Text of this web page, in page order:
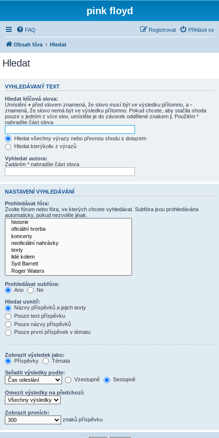
pink floyd
FAQ Přihlásit se
Registrovat
Obsah fóra Hledat
Hledat
VYHLEDÁVANÝ TEXT
Hledat klíčová slova:
Umístění + před slovem znamená, že slovo musí být ve výsledku přítomno, a -
znamená, že slovo nemá být ve výsledku přítomno. Pokud chcete, aby stačila shoda
pouze s jedním z více slov, umístěte je do závorek oddělené znakem | . Použitím *
nahradíte část slova
Hledat všechny výrazy nebo přesnou shodu s dotazem
Hledat kterýkoliv z výrazů
Vyhledat autora:
Zadáním * nahradíte část slova
NASTAVENÍ VYHLEDÁVÁNÍ
Prohledávat fóra:
Zvolte fórum nebo fóra, ve kterých chcete vyhledávat. Subfóra jsou prohledávána
automaticky, pokud nezvolíte jinak.
Prohledávat subfóra:
Ano
Ne
Hledat uvnitř:
Názvy příspěvků a jejich texty
Pouze text příspěvku
Pouze názvy příspěvků
Pouze první příspěvek v tématu
Zobrazit výsledek jako:
Příspěvky
Témata
Seřadit výsledky podle:
Vzestupně
Sestupně
Omezit výsledky na předchozí:
Zobrazit prvních:
znaků příspěvku